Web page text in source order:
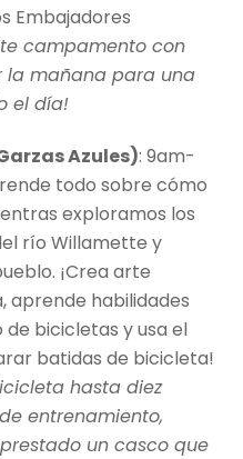
Embajadores
campamento con
la mañana para una
el día!
Azules): 9am-
todo sobre cómo
exploramos los
río Willamette y
¡Crea arte
aprende habilidades
bicicletas y usa el
batidas de bicicleta!
hasta diez
entrenamiento,
un casco que